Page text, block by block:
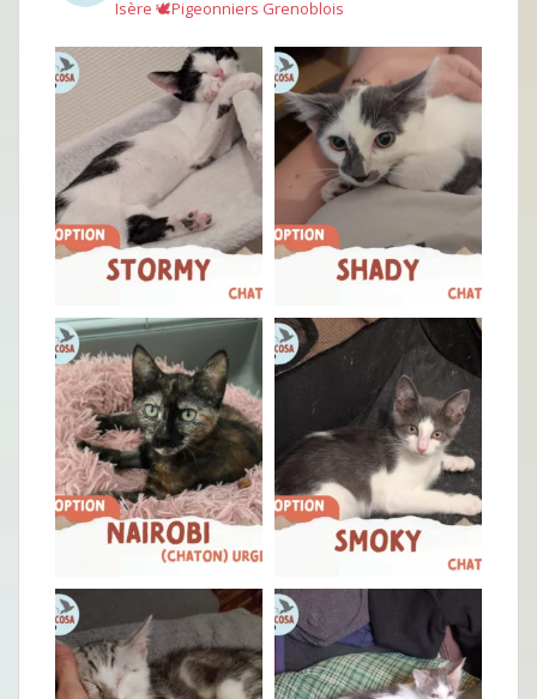
Isère 🕊︎Pigeonniers Grenoblois